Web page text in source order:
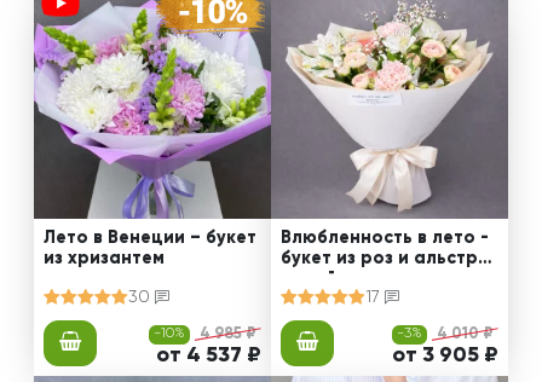
Лето в Венеции – букет
из хризантем
30
-10% 4 985 ₽
от 4 537 ₽
Влюбленность в лето -
букет из роз и альстро
мерий
17
-3% 4 010 ₽
от 3 905 ₽